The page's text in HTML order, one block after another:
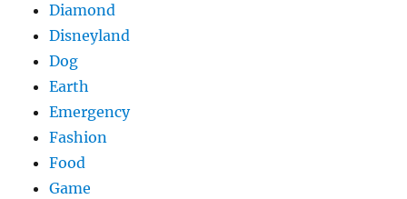
Diamond
Disneyland
Dog
Earth
Emergency
Fashion
Food
Game